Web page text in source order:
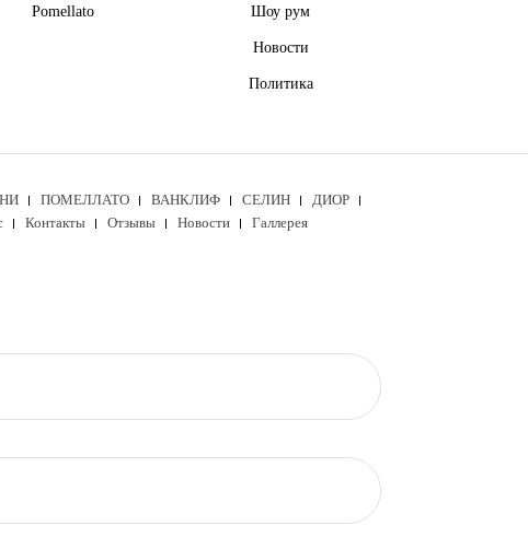
Pomellato Шоу рум
Новости
Политика
ПОМЕЛЛАТО ВАНКЛИФ СЕЛИН
ДИОР
Контакты Отзывы Новости Галлерея